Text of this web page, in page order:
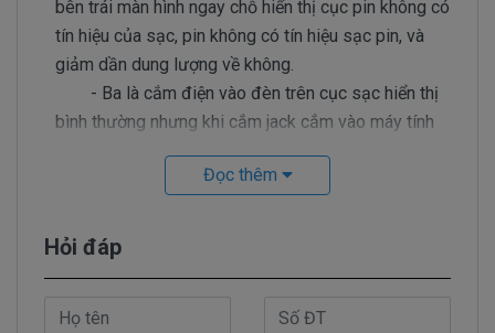
bên trái màn hình ngay chỗ hiển thị cục pin không có
tín hiệu của sạc, pin không có tín hiệu sạc pin, và
giảm dần dung lượng về không.
- Ba là cắm điện vào đèn trên cục sạc hiển thị
bình thường nhưng khi cắm jack cắm vào máy tính
thì đèn tắt. Trường hợp này cục sạc không bị hư nhé
quý vị, lúc này ta kiểm tra như sau tìm cục sạc HP
tắt ta biết chính xác mạch nguồn trên máy tính đã bị
Đọc thêm
Hỏi đáp